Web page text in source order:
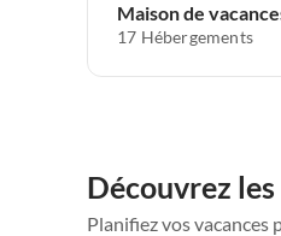
Maison de
17 Hébergements
Découvrez
Planifiez vos vacances